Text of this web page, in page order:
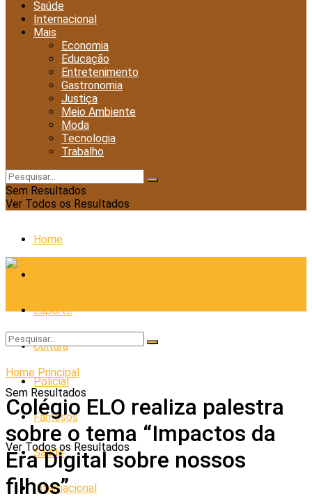
Saúde
Internacional
Mais
Economia
Educação
Entretenimento
Gastronomia
Justiça
Meio Ambiente
Moda
Tecnologia
Trabalho
Sem Resultados
Ver Todos os Resultados
Home
Esporte
Cultura
Policial
Famosos
Saúde
Internacional
Sem Resultados
Ver Todos os Resultados
Home Principal
Colégio ELO realiza palestra
sobre o tema “Impactos da
Era Digital sobre nossos
filhos”